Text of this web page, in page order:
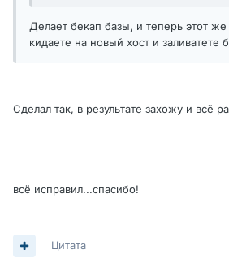
Делает бекап базы, и теперь этот
кидаете на новый хост и заливатете
Сделал так, в результате захожу и всё
всё исправил...спасибо!
Цитата